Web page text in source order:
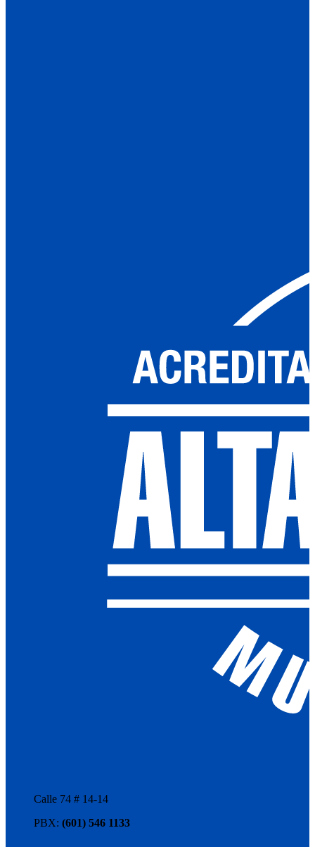
Calle 74 # 14-14
PBX: (601) 546 1133